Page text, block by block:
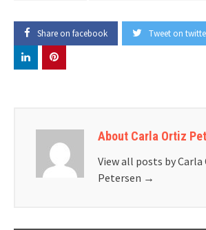
Share on facebook Tweet on
About Carla Ortiz
View all posts by
Petersen →